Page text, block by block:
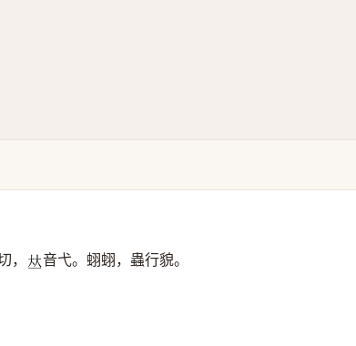
𠀤音弋。蛡蛡，蟲行貌。